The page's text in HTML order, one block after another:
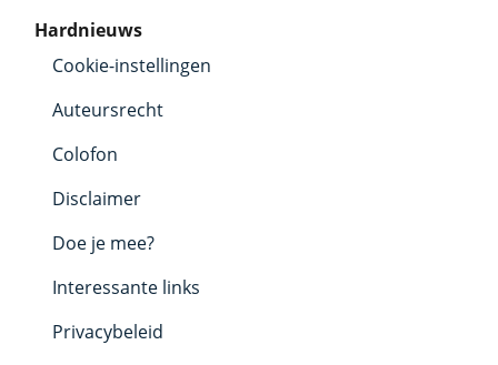
Hardnieuws
Cookie-instellingen
Auteursrecht
Colofon
Disclaimer
Doe je mee?
Interessante links
Privacybeleid